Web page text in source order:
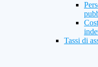
Tassi di